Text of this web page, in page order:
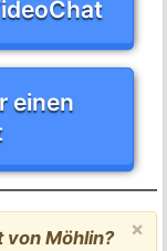
einen
×
von Möhlin?